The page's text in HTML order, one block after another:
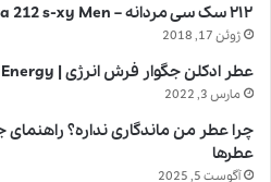
۲۱۲ سک سی مردانه – Carolina Herrera 212 s-xy Men
ژوئن 17, 2018
عطر ادکلن جگوار فرش انرژی | Jaguar Fresh Energy
مارس 3, 2022
چرا عطر من ماندگاری نداره؟
عطرها
آگوست 5, 2025